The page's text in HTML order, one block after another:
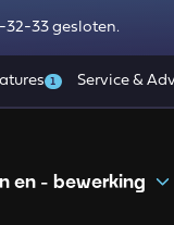
32-33 gesloten.
1 Service &
en - bewerking